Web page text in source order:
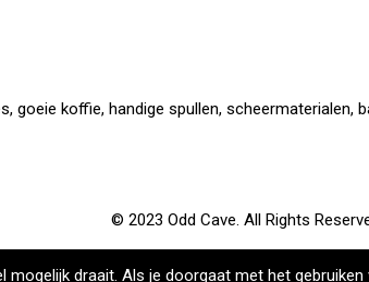
koffie, handige spullen, scheermaterialen,
© 2023 Odd Cave. All Rights
draait. Als je doorgaat met het